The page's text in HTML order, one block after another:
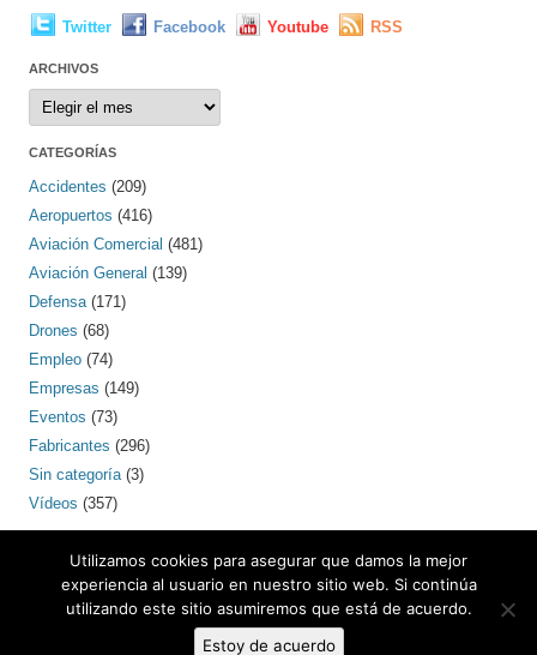
Twitter Facebook Youtube RSS
ARCHIVOS
Archivos
CATEGORÍAS
Accidentes (209)
Aeropuertos (416)
Aviación Comercial (481)
Aviación General (139)
Defensa (171)
Drones (68)
Empleo (74)
Empresas (149)
Eventos (73)
Fabricantes (296)
Sin categoría (3)
Vídeos (357)
Contacto: bcnaero (arroba) gmail.com
Utilizamos cookies para asegurar que damos la mejor
experiencia al usuario en nuestro sitio web. Si continúa
utilizando este sitio asumiremos que está de acuerdo.
Estoy de acuerdo